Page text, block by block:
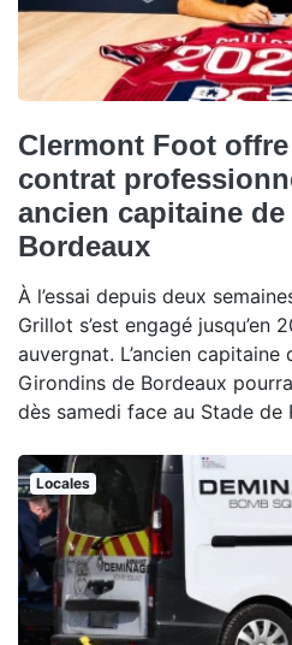
Clermont Foot
contrat
ancien capitaine de
Bordeaux
À l’essai depuis deux
Grillot s’est engagé jusqu’en
auvergnat. L’ancien capitaine
Girondins de Bordeaux
dès samedi face au Stade de
Locales